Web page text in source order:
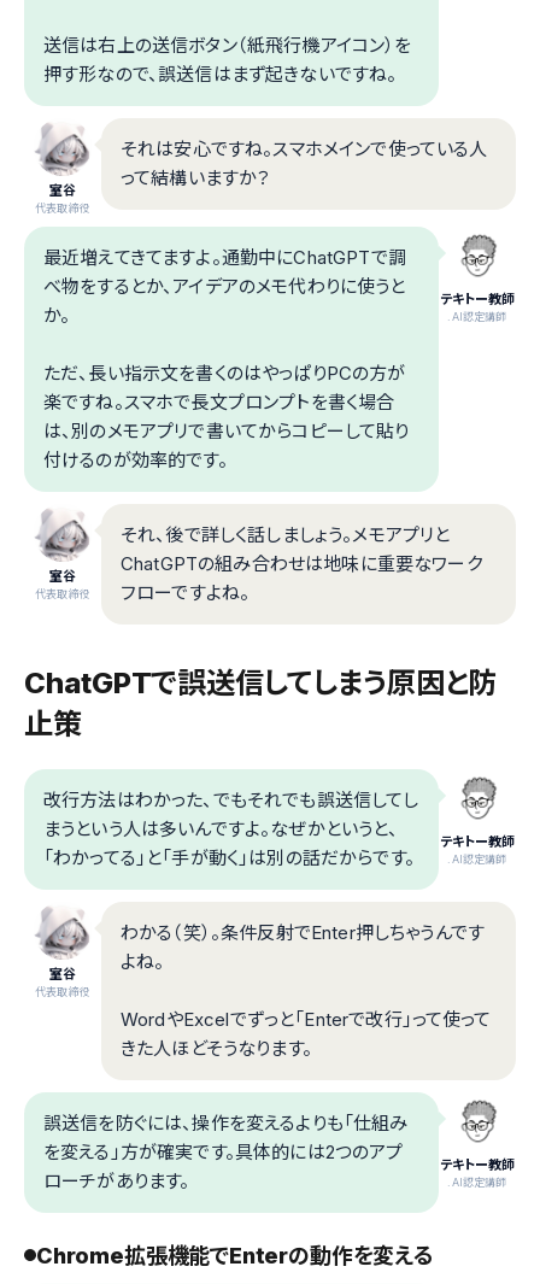
送信は右上の送信ボタン（紙飛行機アイコン）を
押す形なので、誤送信はまず起きないですね。
室谷
代表取締役
それは安心ですね。スマホメインで使っている人
って結構いますか？
テキトー教師
.AI認定講師
最近増えてきてますよ。通勤中にChatGPTで調
べ物をするとか、アイデアのメモ代わりに使うと
か。
ただ、長い指示文を書くのはやっぱりPCの方が
楽ですね。スマホで長文プロンプトを書く場合
は、別のメモアプリで書いてからコピーして貼り
付けるのが効率的です。
室谷
代表取締役
それ、後で詳しく話しましょう。メモアプリと
ChatGPTの組み合わせは地味に重要なワーク
フローですよね。
ChatGPTで誤送信してしまう原因と防
止策
テキトー教師
.AI認定講師
改行方法はわかった、でもそれでも誤送信してし
まうという人は多いんですよ。なぜかというと、
「わかってる」と「手が動く」は別の話だからです。
室谷
代表取締役
わかる（笑）。条件反射でEnter押しちゃうんです
よね。
WordやExcelでずっと「Enterで改行」って使って
きた人ほどそうなります。
テキトー教師
.AI認定講師
誤送信を防ぐには、操作を変えるよりも「仕組み
を変える」方が確実です。具体的には2つのアプ
ローチがあります。
Chrome拡張機能でEnterの動作を変える